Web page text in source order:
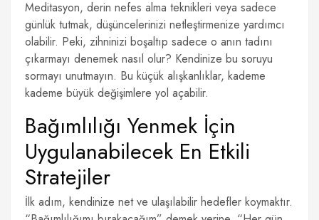
Meditasyon, derin nefes alma teknikleri veya sadece
günlük tutmak, düşüncelerinizi netleştirmenize yardımcı
olabilir. Peki, zihninizi boşaltıp sadece o anın tadını
çıkarmayı denemek nasıl olur? Kendinize bu soruyu
sormayı unutmayın. Bu küçük alışkanlıklar, kademe
kademe büyük değişimlere yol açabilir.
Bağımlılığı Yenmek İçin
Uygulanabilecek En Etkili
Stratejiler
İlk adım, kendinize net ve ulaşılabilir hedefler koymaktır.